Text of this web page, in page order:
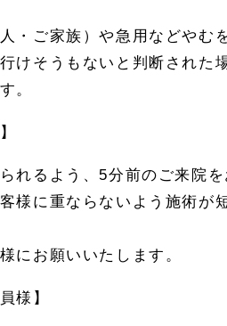
・ご家族）や急用などやむ
けそうもないと判断された
。
れるよう、5分前のご来院を
様に重ならないよう施術が
にお願いいたします。
様】